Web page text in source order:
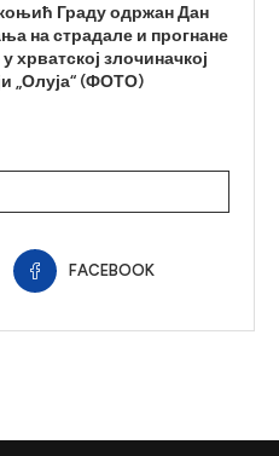
Граду одржан Дан
на страдале и прогнане
хрватској злочиначкој
„Олуја“ (ФОТО)
FACEBOOK